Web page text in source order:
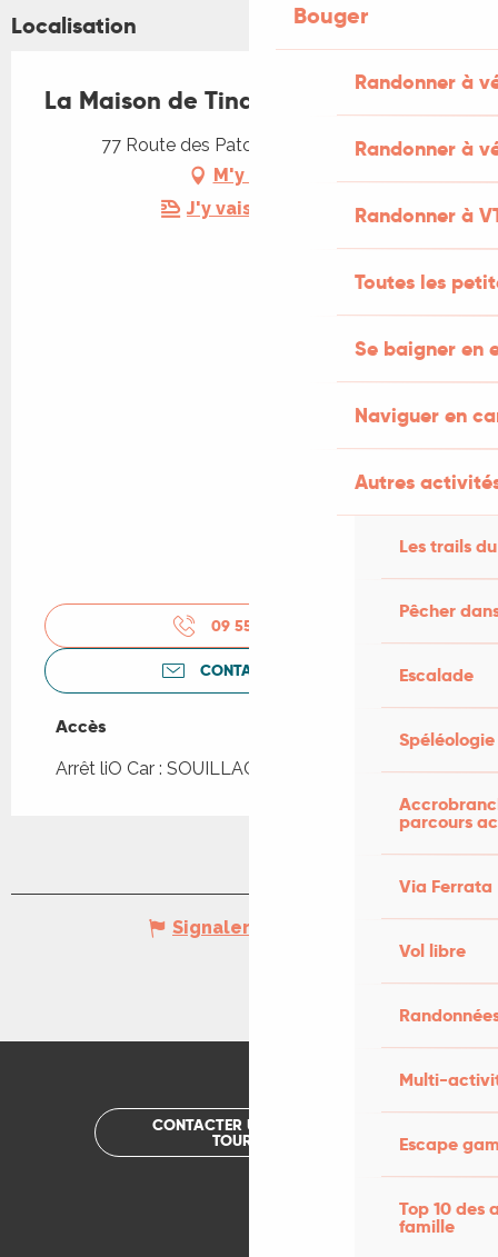
Bouger
Randonner à
Randonner à
Randonner à
Toutes les
Se baigner en
Naviguer en
Autres
Les trails
Pêcher
Escalade
Spéléologie
parcours
Via Ferrata
Vol libre
Multi-
Escape
Top 10 des
famille
Localisation
La Maison de Tina
77 Route des Patots, 46200 Lanzac
M'y rendre
J'y vais en train !
09 55 02 73
CONTACTEZ-NOUS
Accès
Accès
Arrêt liO Car : SOUILLAC - Quercyland à 3km
Signaler une erreur
CONTACTER UN OFFICE DE
TOURISME